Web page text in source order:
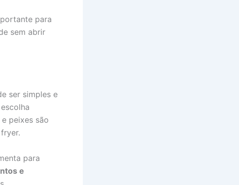
para
sem abrir
ser simples e
peixes são
para
e